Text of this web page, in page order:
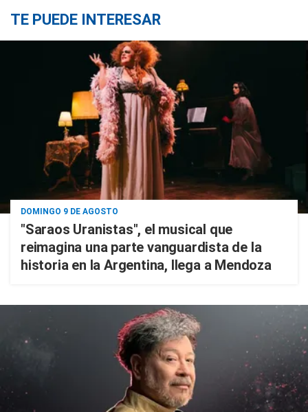
TE PUEDE INTERESAR
DOMINGO 9 DE AGOSTO
"Saraos Uranistas", el musical que
reimagina una parte vanguardista de la
historia en la Argentina, llega a Mendoza